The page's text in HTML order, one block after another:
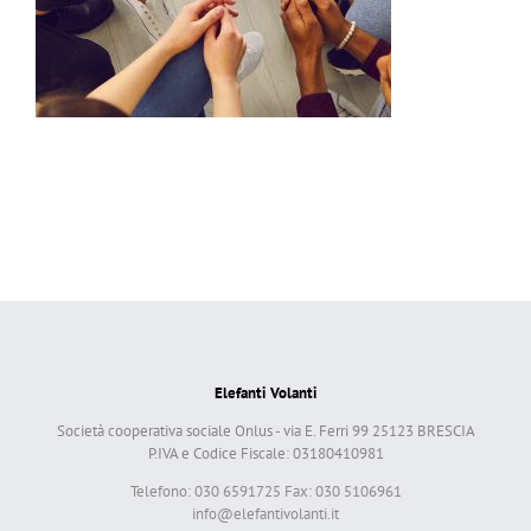
Elefanti Volanti
Società cooperativa sociale Onlus - via E. Ferri 99 25123 BRESCIA
P.IVA e Codice Fiscale: 03180410981
Telefono: 030 6591725 Fax: 030 5106961
info@elefantivolanti.it